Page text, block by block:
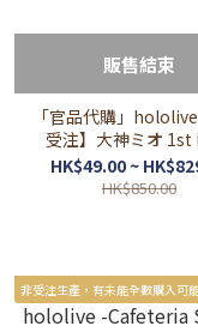
販售結束
「官品代購」
受注】大神ミオ 1st
「Our Sparkle」ライ
ズ 演唱會周邊
HK$49.00 ~
HK$850.00
非受注生產，有未能全數購入可